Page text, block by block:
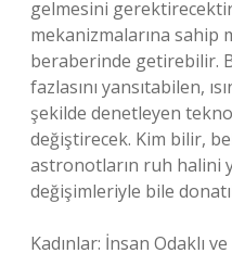
gelmesini
mekanizmalarına sahip
beraberinde getirebilir.
fazlasını yansıtabilen,
şekilde denetleyen
değiştirecek. Kim bilir,
astronotların ruh halini
değişimleriyle bile
Kadınlar: İnsan Odaklı